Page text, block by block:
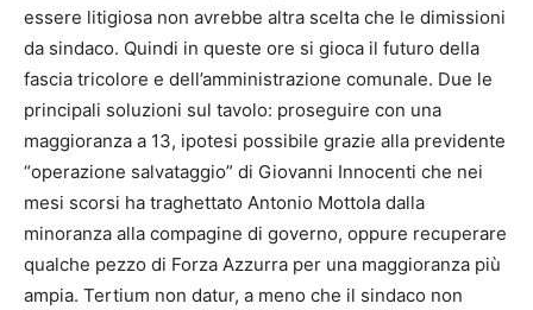
essere litigiosa non avrebbe altra scelta che le dimissioni
da sindaco. Quindi in queste ore si gioca il futuro della
fascia tricolore e dell’amministrazione comunale. Due le
principali soluzioni sul tavolo: proseguire con una
maggioranza a 13, ipotesi possibile grazie alla previdente
“operazione salvataggio” di Giovanni Innocenti che nei
mesi scorsi ha traghettato Antonio Mottola dalla
minoranza alla compagine di governo, oppure recuperare
qualche pezzo di Forza Azzurra per una maggioranza più
ampia. Tertium non datur, a meno che il sindaco non